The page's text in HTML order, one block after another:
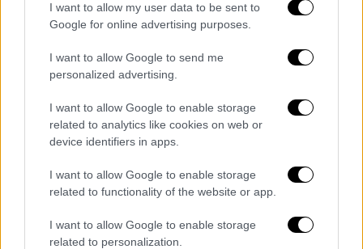
I want to allow my user data to be sent to
Google for online advertising purposes.
I want to allow Google to send me
personalized advertising.
I want to allow Google to enable storage
related to analytics like cookies on web or
device identifiers in apps.
I want to allow Google to enable storage
related to functionality of the website or app.
I want to allow Google to enable storage
related to personalization.
ΑΛΛΑ #TAGS
ΠΑΣΟΚ
ειδήσεις τώρα
κηδεία
ΣΥΡΙΖΑ
Κυριάκος Μητσοτάκης